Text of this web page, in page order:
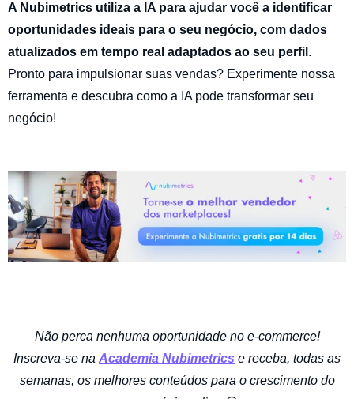
A Nubimetrics utiliza a IA para ajudar você a identificar
oportunidades ideais para o seu negócio, com dados
atualizados em tempo real adaptados ao seu perfil .
Pronto para impulsionar suas vendas? Experimente nossa
ferramenta e descubra como a IA pode transformar seu
negócio!
Não perca nenhuma oportunidade no e-commerce!
Inscreva-se na Academia Nubimetrics e receba, todas as
semanas, os melhores conteúdos para o crescimento do